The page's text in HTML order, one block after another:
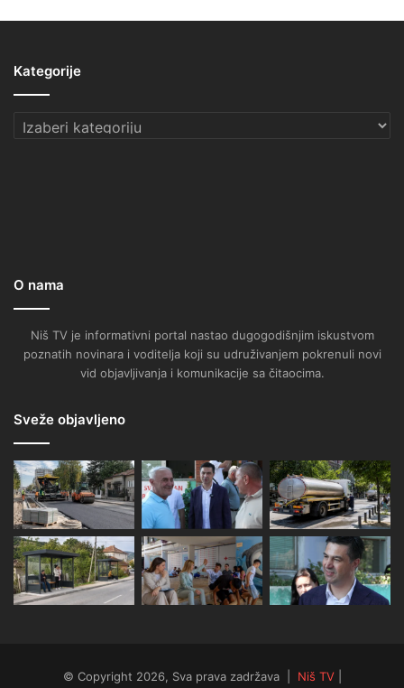
Kategorije
Kategorije
O nama
Niš TV je informativni portal nastao dugogodišnjim iskustvom
poznatih novinara i voditelja koji su udruživanjem pokrenuli novi
vid objavljivanja i komunikacije sa čitaocima.
Sveže objavljeno
© Copyright 2026, Sva prava zadržava | Niš TV|